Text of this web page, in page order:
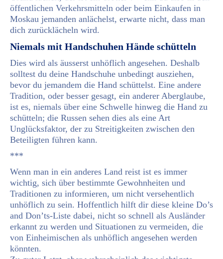
öffentlichen Verkehrsmitteln oder beim Einkaufen in
Moskau jemanden anlächelst, erwarte nicht, dass man
dich zurücklächeln wird.
Niemals mit Handschuhen Hände schütteln
Dies wird als äusserst unhöflich angesehen. Deshalb
solltest du deine Handschuhe unbedingt ausziehen,
bevor du jemandem die Hand schüttelst. Eine andere
Tradition, oder besser gesagt, ein anderer Aberglaube,
ist es, niemals über eine Schwelle hinweg die Hand zu
schütteln; die Russen sehen dies als eine Art
Unglücksfaktor, der zu Streitigkeiten zwischen den
Beteiligten führen kann.
***
Wenn man in ein anderes Land reist ist es immer
wichtig, sich über bestimmte Gewohnheiten und
Traditionen zu informieren, um nicht versehentlich
unhöflich zu sein. Hoffentlich hilft dir diese kleine Do’s
and Don’ts-Liste dabei, nicht so schnell als Ausländer
erkannt zu werden und Situationen zu vermeiden, die
von Einheimischen als unhöflich angesehen werden
könnten.